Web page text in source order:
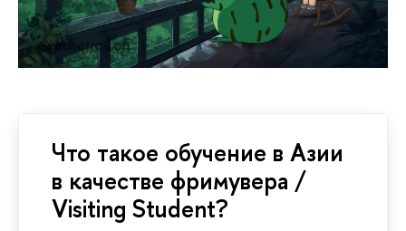
Aesthetic Lofi
Что такое обучение в Азии
в качестве фримувера /
Visiting Student?